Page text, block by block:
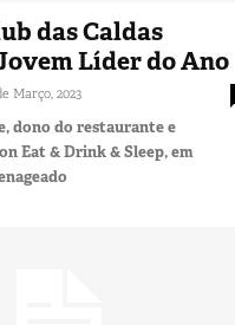
das Caldas
Líder do Ano
Março, 2023
dono do restaurante e
Eat & Drink & Sleep, em